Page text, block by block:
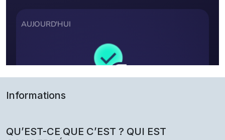
Informations
QU’EST-CE QUE C’EST ? QUI EST